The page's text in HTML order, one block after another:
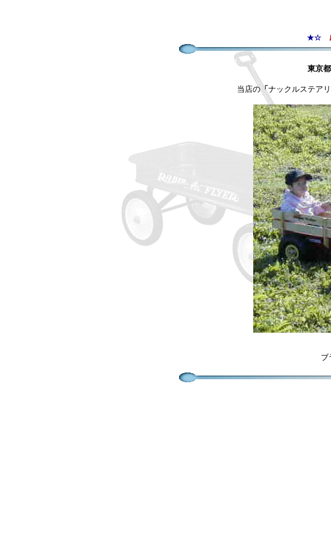
★☆
東京
当店の「ナックルステア
ブ